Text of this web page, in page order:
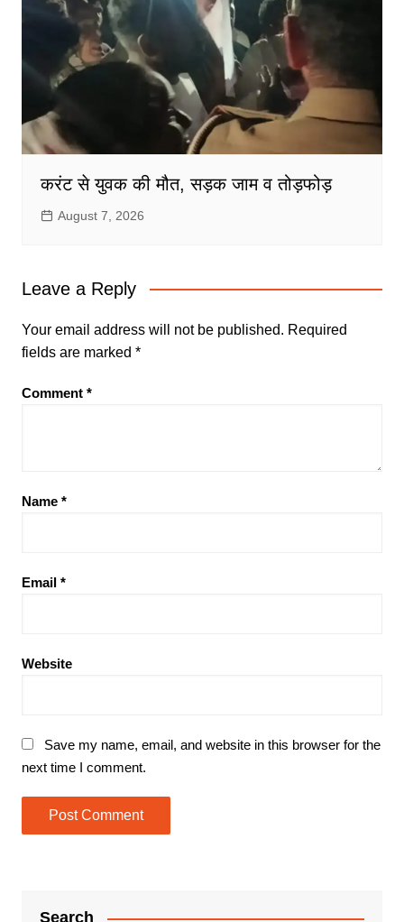
करंट से युवक की मौत, सड़क जाम व तोड़फोड़
August 7, 2026
Leave a Reply
Your email address will not be published. Required
fields are marked *
Comment *
Name *
Email *
Website
Save my name, email, and website in this browser for the
next time I comment.
Search